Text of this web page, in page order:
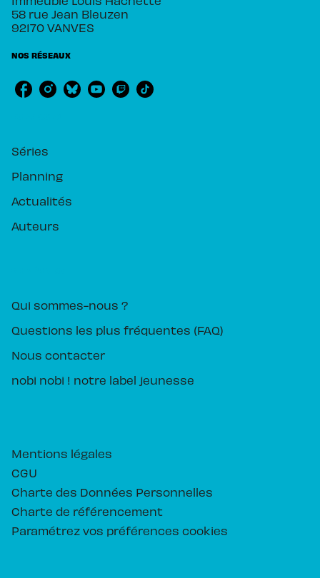
58 rue Jean Bleuzen
92170 VANVES
NOS RÉSEAUX
Séries
Planning
Actualités
Auteurs
Qui sommes-nous ?
Questions les plus fréquentes (FAQ)
Nous contacter
nobi nobi ! notre label jeunesse
Mentions légales
CGU
Charte des Données Personnelles
Charte de référencement
Paramétrez vos préférences cookies